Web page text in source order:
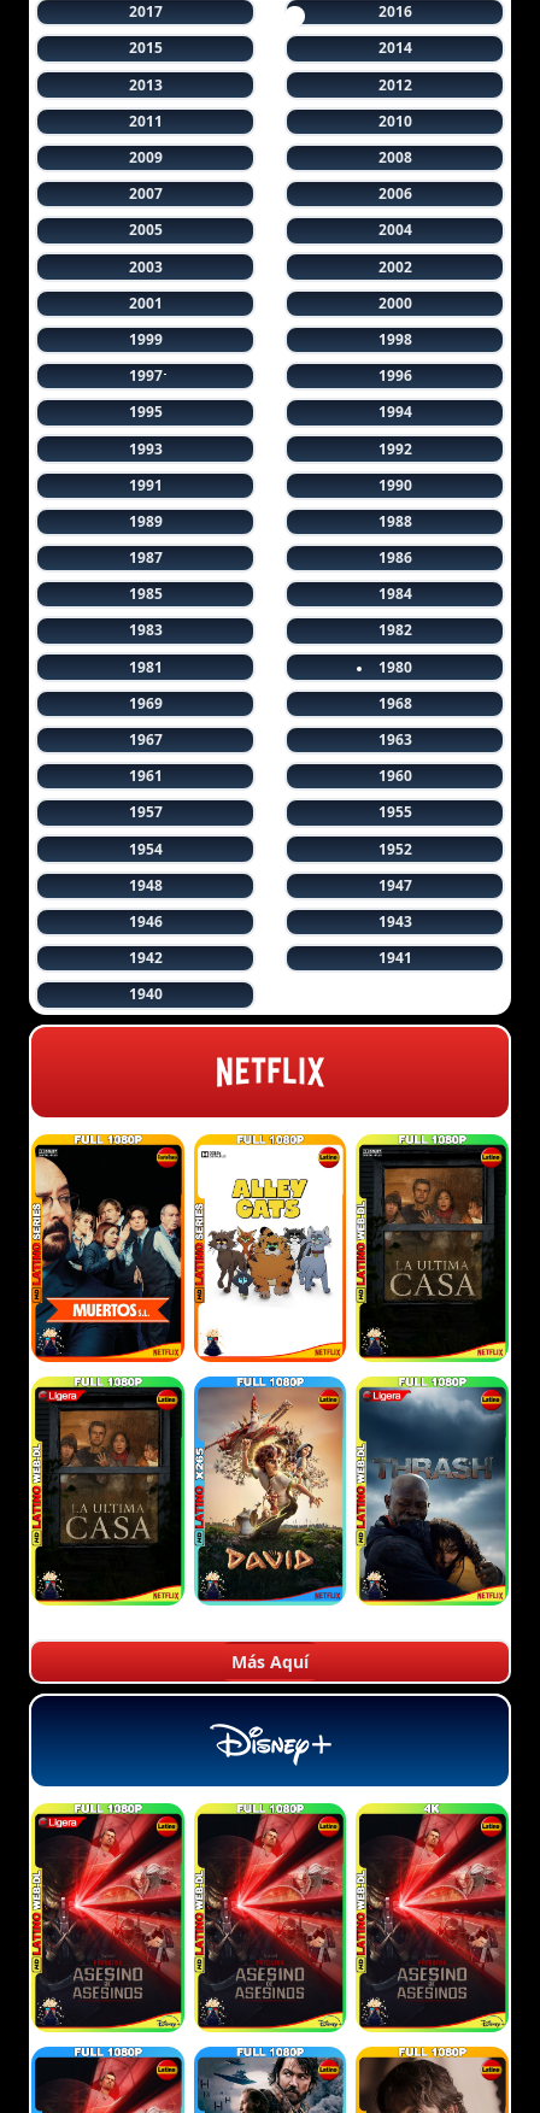
2017
2016
2015
2014
2013
2012
2011
2010
2009
2008
2007
2006
2005
2004
2003
2002
2001
2000
1999
1998
1997
1996
1995
1994
1993
1992
1991
1990
1989
1988
1987
1986
1985
1984
1983
1982
1981
1980
1969
1968
1967
1963
1961
1960
1957
1955
1954
1952
1948
1947
1946
1943
1942
1941
1940
Más Aquí